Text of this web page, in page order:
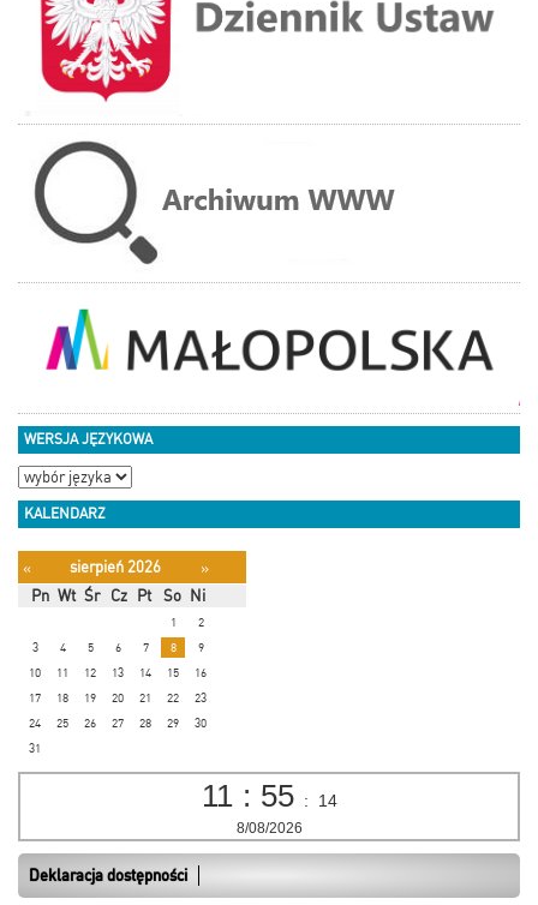
WERSJA JĘZYKOWA
KALENDARZ
« sierpień 2026
»
Pn Wt Śr Cz Pt So Ni
1
2
3
4 5 6 7 8
9
10
11 12 13 14 15
16
17
18 19 20 21 22
23
24
25 26 27 28 29
30
31
11 : 55 : 15
8/08/2026
Deklaracja dostępności